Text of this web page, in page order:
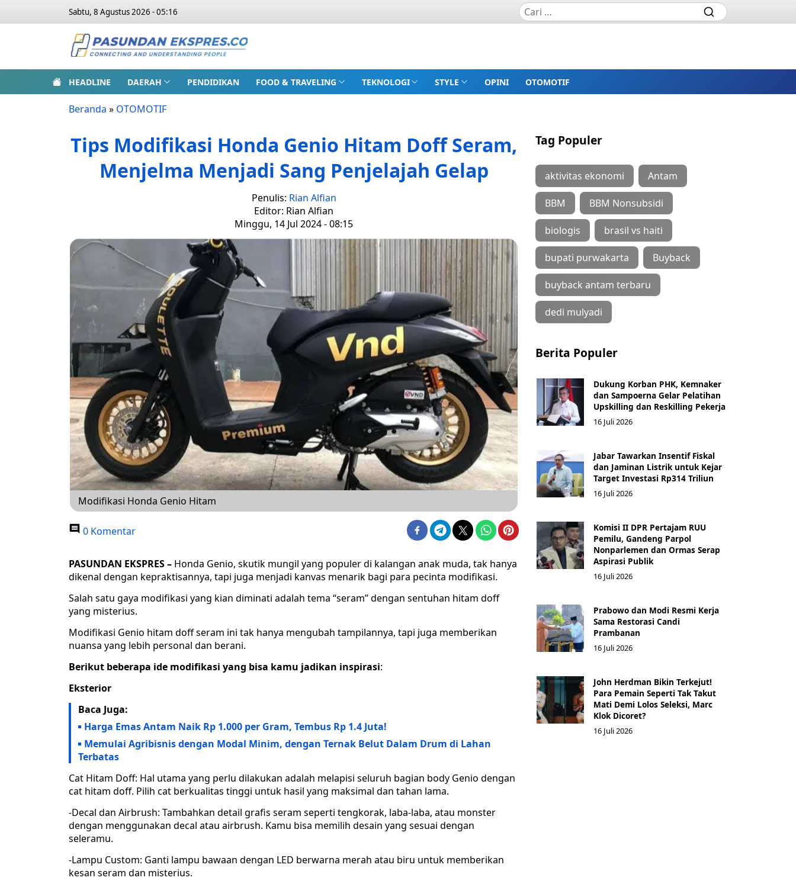
Sabtu, 8 Agustus 2026 - 05:16
HEADLINE DAERAH PENDIDIKAN FOOD & TRAVELING TEKNOLOGI STYLE OPINI OTOMOTIF
Beranda » OTOMOTIF
Tips Modifikasi Honda Genio Hitam Doff Seram,
Menjelma Menjadi Sang Penjelajah Gelap
Penulis: Rian Alfian
Editor: Rian Alfian
Minggu, 14 Jul 2024 - 08:15
Modifikasi Honda Genio Hitam
0 Komentar
PASUNDAN EKSPRES – Honda Genio, skutik mungil yang populer di kalangan anak muda, tak hanya
dikenal dengan kepraktisannya, tapi juga menjadi kanvas menarik bagi para pecinta modifikasi.
Salah satu gaya modifikasi yang kian diminati adalah tema “seram” dengan sentuhan hitam doff
yang misterius.
Modifikasi Genio hitam doff seram ini tak hanya mengubah tampilannya, tapi juga memberikan
nuansa yang lebih personal dan berani.
Berikut beberapa ide modifikasi yang bisa kamu jadikan inspirasi:
Eksterior
Baca Juga:
Harga Emas Antam Naik Rp 1.000 per Gram, Tembus Rp 1.4 Juta!
Memulai Agribisnis dengan Modal Minim, dengan Ternak Belut Dalam Drum di Lahan
Terbatas
Cat Hitam Doff: Hal utama yang perlu dilakukan adalah melapisi seluruh bagian body Genio dengan
cat hitam doff. Pilih cat berkualitas tinggi untuk hasil yang maksimal dan tahan lama.
-Decal dan Airbrush: Tambahkan detail grafis seram seperti tengkorak, laba-laba, atau monster
dengan menggunakan decal atau airbrush. Kamu bisa memilih desain yang sesuai dengan
seleramu.
-Lampu Custom: Ganti lampu bawaan dengan LED berwarna merah atau biru untuk memberikan
kesan seram dan misterius.
Tag Populer
aktivitas ekonomi Antam
BBM BBM Nonsubsidi
biologis brasil vs haiti
bupati purwakarta Buyback
buyback antam terbaru
dedi mulyadi
Berita Populer
Dukung Korban PHK, Kemnaker
dan Sampoerna Gelar Pelatihan
Upskilling dan Reskilling Pekerja
16 Juli 2026
Jabar Tawarkan Insentif Fiskal
dan Jaminan Listrik untuk Kejar
Target Investasi Rp314 Triliun
16 Juli 2026
Komisi II DPR Pertajam RUU
Pemilu, Gandeng Parpol
Nonparlemen dan Ormas Serap
Aspirasi Publik
16 Juli 2026
Prabowo dan Modi Resmi Kerja
Sama Restorasi Candi
Prambanan
16 Juli 2026
John Herdman Bikin Terkejut!
Para Pemain Seperti Tak Takut
Mati Demi Lolos Seleksi, Marc
Klok Dicoret?
16 Juli 2026